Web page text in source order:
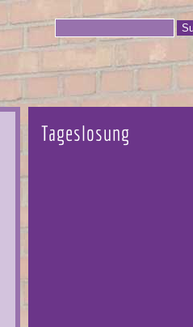
Tageslosung